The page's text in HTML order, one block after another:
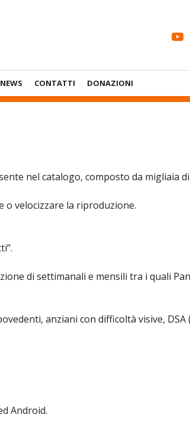
NEWS CONTATTI DONAZIONI
nel catalogo, composto da migliaia
velocizzare la riproduzione.
di settimanali e mensili tra i quali
anziani con difficoltà visive, DSA
Android.